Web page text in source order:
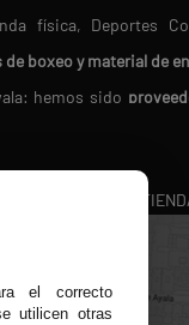
física, Deportes
boxeo y material de
hemos sido
confían en nosotros
. Te
VISITA NUESTRA
el correcto
utilicen otras